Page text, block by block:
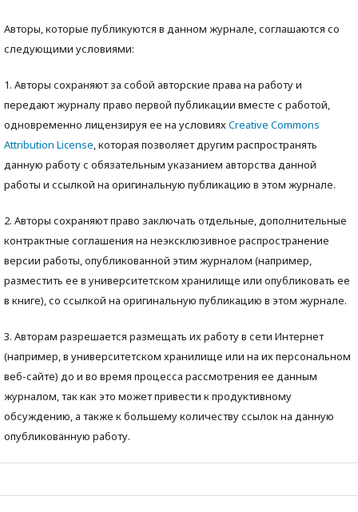
Авторы, которые публикуются в данном журнале, соглашаются со
следующими условиями:
1. Авторы сохраняют за собой авторские права на работу и
передают журналу право первой публикации вместе с работой,
одновременно лицензируя ее на условияхCreative Commons
Attribution License, которая позволяет другим распространять
данную работу с обязательным указанием авторства данной
работы и ссылкой на оригинальную публикацию в этом журнале.
2. Авторы сохраняют право заключать отдельные, дополнительные
контрактные соглашения на неэксклюзивное распространение
версии работы, опубликованной этим журналом (например,
разместить ее в университетском хранилище или опубликовать ее
в книге), со ссылкой на оригинальную публикацию в этом журнале.
3. Авторам разрешается размещать их работу в сети Интернет
(например, в университетском хранилище или на их персональном
веб-сайте) до и во время процесса рассмотрения ее данным
журналом, так как это может привести к продуктивному
обсуждению, а также к большему количеству ссылок на данную
опубликованную работу.